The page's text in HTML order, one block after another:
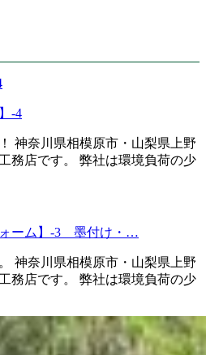
-4
神奈川県相模原市・山梨県上野
務店です。 弊社は環境負荷の少
ォーム】-3 墨付け・…
神奈川県相模原市・山梨県上野
務店です。 弊社は環境負荷の少